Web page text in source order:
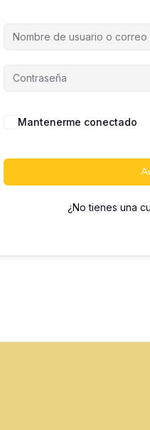
Mantenerme conectado
¿No tienes una